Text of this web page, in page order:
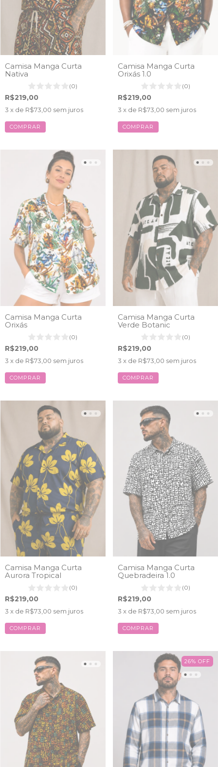
Camisa Manga Curta
Nativa
(0)
R$219,00
3 x de R$73,00 sem juros
COMPRAR
Camisa Manga Curta
Orixás 1.0
(0)
R$219,00
3 x de R$73,00 sem juros
COMPRAR
Camisa Manga Curta
Orixás
(0)
R$219,00
3 x de R$73,00 sem juros
COMPRAR
Camisa Manga Curta
Verde Botanic
(0)
R$219,00
3 x de R$73,00 sem juros
COMPRAR
Camisa Manga Curta
Aurora Tropical
(0)
R$219,00
3 x de R$73,00 sem juros
COMPRAR
Camisa Manga Curta
Quebradeira 1.0
(0)
R$219,00
3 x de R$73,00 sem juros
COMPRAR
26% OFF